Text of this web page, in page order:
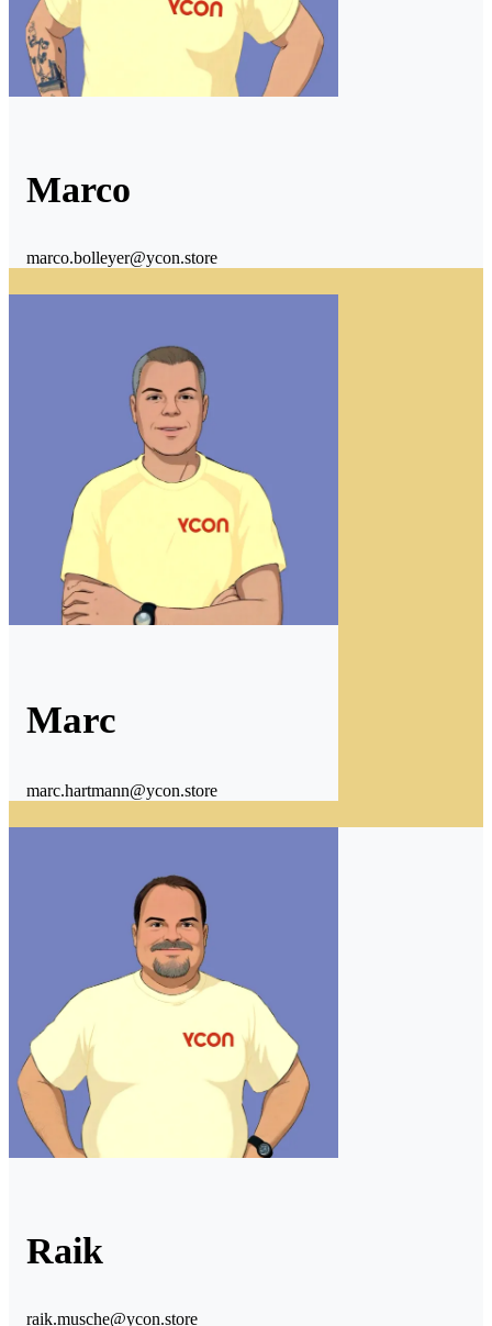
Marco
marco.bolleyer@ycon.store
Marc
marc.hartmann@ycon.store
Raik
raik.musche@ycon.store